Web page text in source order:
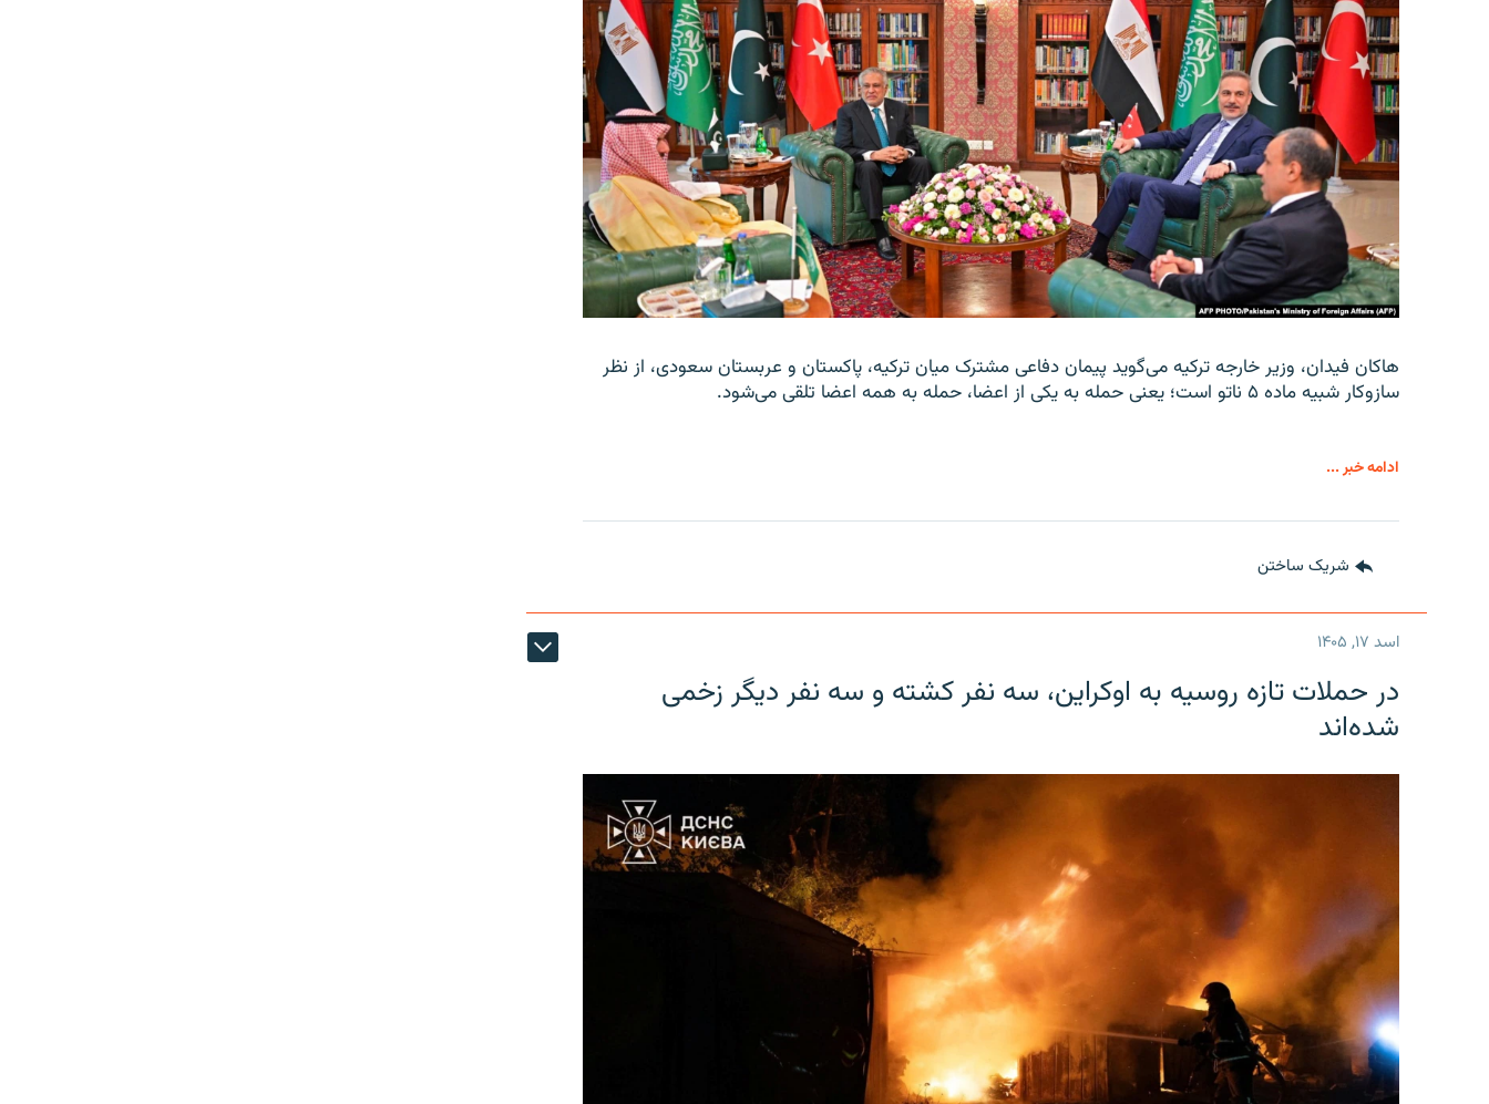
هاکان فیدان، وزیر خارجه ترکیه می‌گوید پیمان دفاعی مشترک میان ترکیه، پاکستان و عربستان سعودی، از نظر
سازوکار شبیه ماده ۵ ناتو است؛ یعنی حمله به یکی از اعضا، حمله به همه اعضا تلقی می‌شود.
ادامه خبر ...
شریک ساختن
اسد ۱۷, ۱۴۰۵
در حملات تازه روسیه به اوکراین، سه نفر کشته و سه نفر دیگر زخمی
شده‌اند